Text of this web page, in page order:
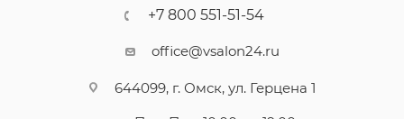
+7 800 551-51-54
office@vsalon24.ru
644099, г. Омск, ул. Герцена 1